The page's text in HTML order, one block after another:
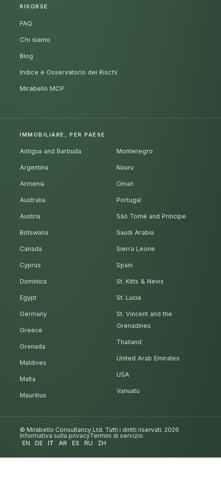
RISORSE
FAQ
Chi siamo
Blog
Indice e Osservatorio dei Rischi
Mirabello MCP
IMMOBILIARE, PER PAESE
Antigua and Barbuda
Argentina
Armenia
Australia
Austria
Botswana
Canada
Cyprus
Dominica
Egypt
Germany
Greece
Grenada
Maldives
Malta
Mauritius
Montenegro
Nauru
Oman
Portugal
São Tomé and Príncipe
Saudi Arabia
Sierra Leone
Spain
St. Kitts & Nevis
St. Lucia
St. Vincent and the
Grenadines
Thailand
United Arab Emirates
USA
Vanuatu
© Mirabello Consultancy Ltd. Tutti i diritti riservati. 2026
Informativa sulla privacyTermini di servizio
EN
DE IT AR ES RU ZH